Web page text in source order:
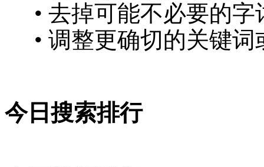
• 去掉可能不必要的字
• 调整更确切的关键
今日搜索排行